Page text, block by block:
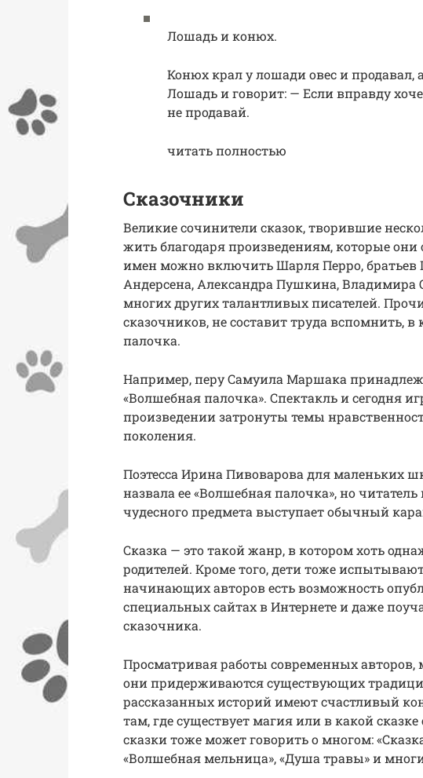
Лошадь и конюх.
Конюх крал у лошади овес и
Лошадь и говорит: — Если вправду
не продавай.
читать полностью
Сказочники
Великие сочинители сказок, творившие
жить благодаря произведениям, которые они
имен можно включить Шарля Перро, братьев
Андерсена, Александра Пушкина, Владимира
многих других талантливых писателей.
сказочников, не составит труда вспомнить, в
палочка.
Например, перу Самуила Маршака
«Волшебная палочка». Спектакль и сегодня
произведении затронуты темы
поколения.
Поэтесса Ирина Пивоварова для маленьких
назвала ее «Волшебная палочка», но читатель
чудесного предмета выступает обычный
Сказка — это такой жанр, в котором хоть
родителей. Кроме того, дети тоже
начинающих авторов есть возможность
специальных сайтах в Интернете и даже
сказочника.
Просматривая работы современных авторов,
они придерживаются существующих
рассказанных историй имеют счастливый
там, где существует магия или в какой
сказки тоже может говорить о многом:
«Волшебная мельница», «Душа травы» и